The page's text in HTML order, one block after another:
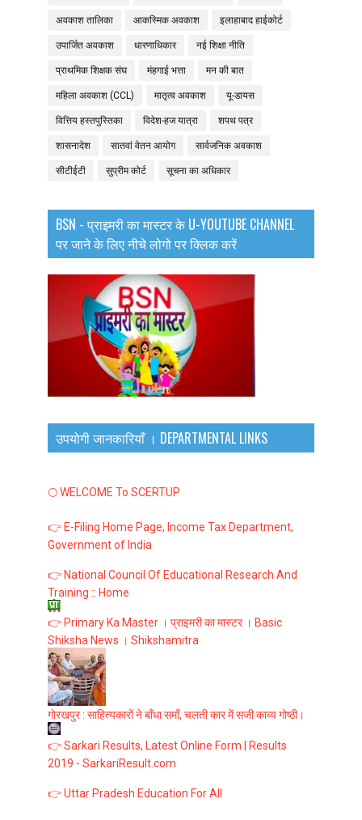
अवकाश तालिका आकस्मिक अवकाश इलाहाबाद हाईकोर्ट
उपार्जित अवकाश धारणाधिकार नई शिक्षा नीति
प्राथमिक शिक्षक संघ मंहगाई भत्ता मन की बात
महिला अवकाश (CCL) मातृत्व अवकाश यू-डायस
वित्तिय हस्तपुस्तिका विदेश-हज यात्रा शपथ पत्र
शासनादेश सातवां वेतन आयोग सार्वजनिक अवकाश
सीटीईटी सुप्रीम कोर्ट सूचना का अधिकार
BSN - प्राइमरी का मास्टर के U-YOUTUBE CHANNEL
पर जाने के लिए नीचे लोगो पर क्लिक करें
उपयोगी जानकारियाँ । DEPARTMENTAL LINKS
🌕 WELCOME To SCERTUP
👉 E-Filing Home Page, Income Tax Department,
Government of India
👉 National Council Of Educational Research And
Training :: Home
👉 Primary Ka Master । प्राइमरी का मास्टर । Basic
Shiksha News । Shikshamitra
गोरखपुर : साहित्यकारों ने बाँधा समाँ, चलती कार में सजी काव्य गोष्ठी।
👉 Sarkari Results, Latest Online Form | Results
2019 - SarkariResult.com
👉 Uttar Pradesh Education For All